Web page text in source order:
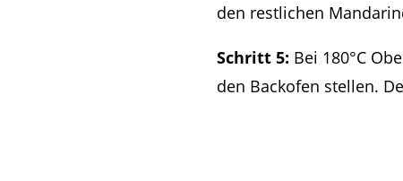
den restlichen
Schritt 5: Bei 180°C
den Backofen stellen.